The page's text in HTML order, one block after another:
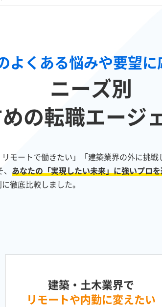
よくある悩みや要望に
ニーズ別
の転職エージ
モートで働きたい」「建築業界の外に挑戦
あなたの「実現したい未来」に強いプロ
徹底比較しました。
建築・土木業界で
リモートや内勤に変えたい